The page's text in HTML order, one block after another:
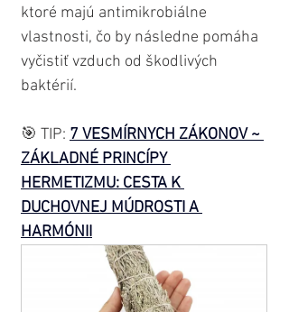
ktoré majú antimikrobiálne
vlastnosti, čo by následne pomáha
vyčistiť vzduch od škodlivých
baktérií.
🎯 TIP: 7 VESMÍRNYCH ZÁKONOV ~
ZÁKLADNÉ PRINCÍPY
HERMETIZMU: CESTA K
DUCHOVNEJ MÚDROSTI A
HARMÓNII